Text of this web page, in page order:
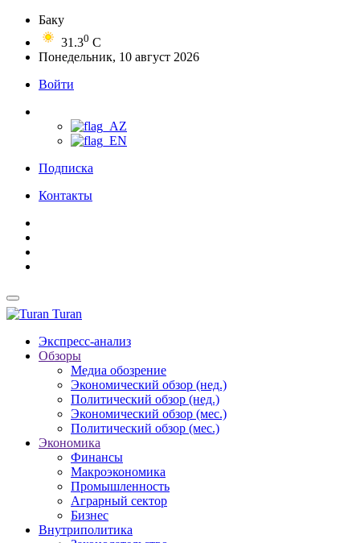
Баку
31.30 C
Понедельник, 10 август 2026
Войти
Подписка
Контакты
Turan
Экспресс-анализ
Обзоры
Медиа обозрение
Экономический обзор (нед.)
Политический обзор (нед.)
Экономический обзор (мес.)
Политический обзор (мес.)
Экономика
Финансы
Макроэкономика
Промышленность
Аграрный сектор
Бизнес
Внутриполитика